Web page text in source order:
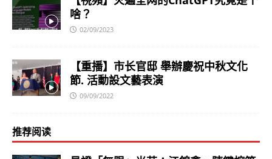
啥？
02/09/2023
【重播】市长官邸 舉辦慶祝中秋文化
節. 活動設文藝表演
09/09/2022
推荐阅读